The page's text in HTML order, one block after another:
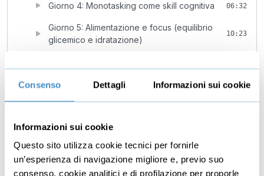
Consenso Dettagli Informazioni sui cookie
Informazioni sui cookie
Questo sito utilizza cookie tecnici per fornirle
un’esperienza di navigazione migliore e, previo suo
consenso, cookie analitici e di profilazione per proporle
Giorno 4: Monotasking come skill cognitiva 06:32
Giorno 5: Alimentazione e focus (equilibrio
glicemico e idratazione)
10:23
03:45
Giorno 7: Revisione e ottimizzazione
personale